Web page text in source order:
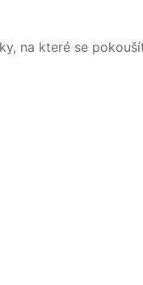
na které se